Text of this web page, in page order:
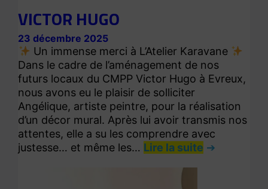
VICTOR HUGO
23 décembre 2025
Un immense merci à L’Atelier Karavane
Dans le cadre de l’aménagement de nos
futurs locaux du CMPP Victor Hugo à Evreux,
nous avons eu le plaisir de solliciter
Angélique, artiste peintre, pour la réalisation
d’un décor mural. Après lui avoir transmis nos
attentes, elle a su les comprendre avec
justesse… et même les… Lire la suite